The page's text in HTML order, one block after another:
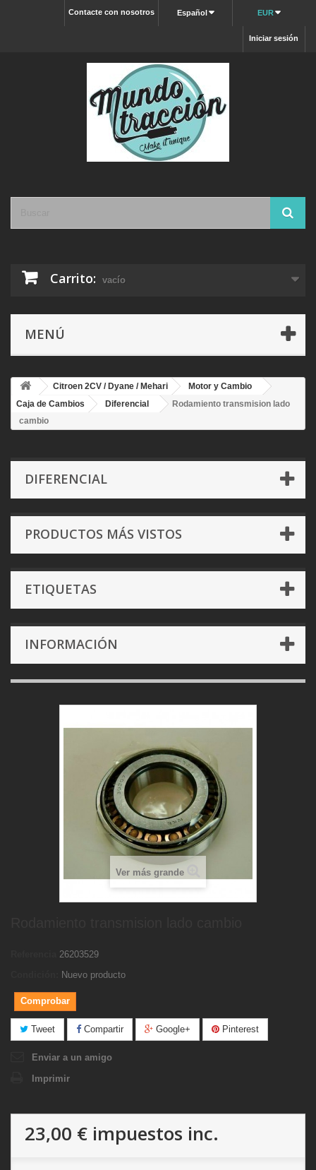
EUR
Español
Contacte con nosotros
Iniciar sesión
Carrito: vacío
MENÚ
Citroen 2CV / Dyane / Mehari
Motor y Cambio
Caja de Cambios
Diferencial
Rodamiento transmision lado
cambio
DIFERENCIAL
PRODUCTOS MÁS VISTOS
ETIQUETAS
INFORMACIÓN
Ver más grande
26203529
Nuevo producto
Comprobar
Tweet Compartir Google+ Pinterest
Enviar a un amigo
Imprimir
23,00 € impuestos inc.